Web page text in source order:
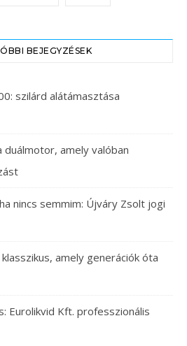
BEJEGYZÉSEK
szilárd alátámasztása
duálmotor, amely valóban
nincs semmim: Újváry Zsolt jogi
amely generációk óta
Eurolikvid Kft. professzionális